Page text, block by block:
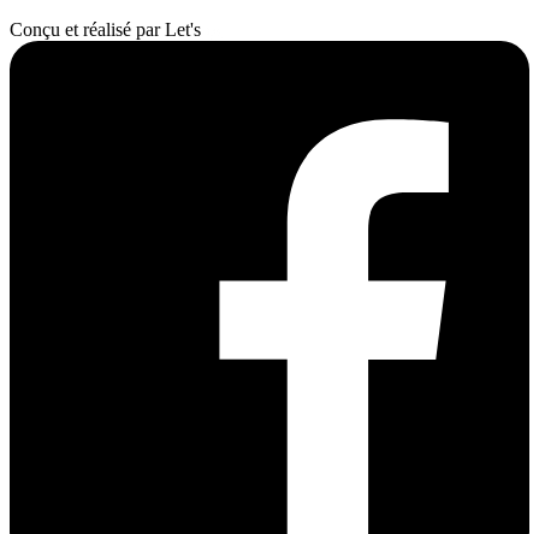
Conçu et réalisé par Let's